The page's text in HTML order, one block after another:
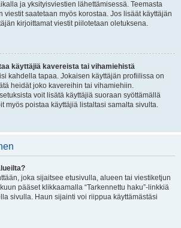
ja yksityisviestien lähettämisessä. Teemasta
viestit saatetaan myös korostaa. Jos lisäät käyttäjän
kirjoittamat viestit piilotetaan oletuksena.
käyttäjiä kavereista tai vihamiehistä
kahdella tapaa. Jokaisen käyttäjän profiilissa on
heidät joko kavereihin tai vihamiehiin.
voit lisätä käyttäjiä suoraan syöttämällä
myös poistaa käyttäjiä listaltasi samalta sivulta.
joka sijaitsee etusivulla, alueen tai viestiketjun
pääset klikkaamalla “Tarkennettu haku”-linkkiä
sivulla. Haun sijainti voi riippua käyttämästäsi